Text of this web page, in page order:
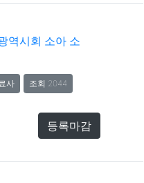
역시회 소아 소
사
조회 2044
등록마감